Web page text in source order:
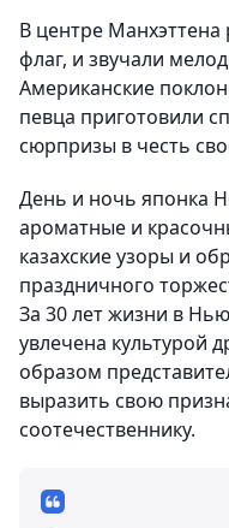
В центре Манхэттена
флаг, и звучали
Американские
певца приготовили
сюрпризы в честь
День и ночь японка
ароматные и
казахские узоры и
праздничного
За 30 лет жизни в
увлечена культурой
образом
выразить свою
соотечественнику.